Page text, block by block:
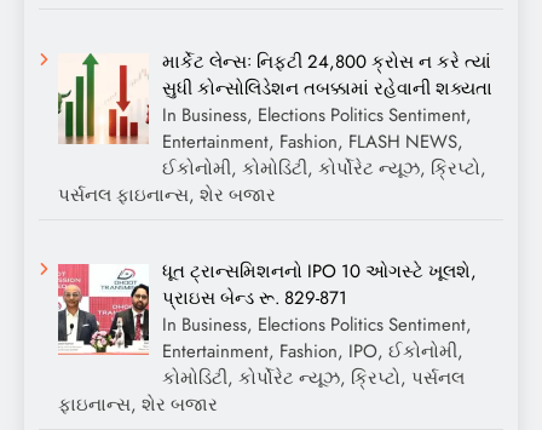
માર્કેટ લેન્સઃ નિફ્ટી 24,800 ક્રોસ ન કરે ત્યાં
સુધી કોન્સોલિડેશન તબક્કામાં રહેવાની શક્યતા
In Business, Elections Politics Sentiment,
Entertainment, Fashion, FLASH NEWS,
ઈકોનોમી, કોમોડિટી, કોર્પોરેટ ન્યૂઝ, ક્રિપ્ટો,
પર્સનલ ફાઇનાન્સ, શેર બજાર
ધૂત ટ્રાન્સમિશનનો IPO 10 ઓગસ્ટે ખૂલશે,
પ્રાઇસ બેન્ડ રૂ. 829-871
In Business, Elections Politics Sentiment,
Entertainment, Fashion, IPO, ઈકોનોમી,
કોમોડિટી, કોર્પોરેટ ન્યૂઝ, ક્રિપ્ટો, પર્સનલ
ફાઇનાન્સ, શેર બજાર